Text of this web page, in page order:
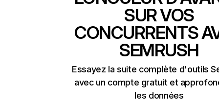
SUR VOS
CONCURRENTS
SEMRUSH
Essayez la suite complète d'outils
avec un compte gratuit et
les données